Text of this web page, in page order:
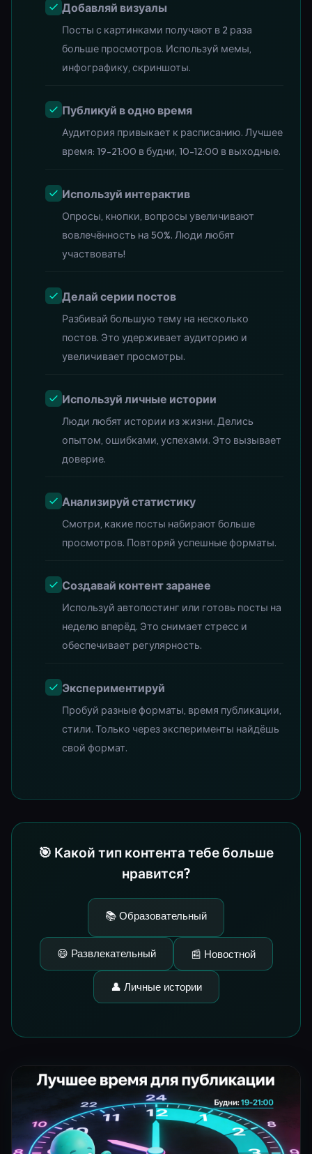
Добавляй визуалы
Посты с картинками получают в 2 раза
больше просмотров. Используй мемы,
инфографику, скриншоты.
Публикуй в одно время
Аудитория привыкает к расписанию. Лучшее
время: 19-21:00 в будни, 10-12:00 в выходные.
Используй интерактив
Опросы, кнопки, вопросы увеличивают
вовлечённость на 50%. Люди любят
участвовать!
Делай серии постов
Разбивай большую тему на несколько
постов. Это удерживает аудиторию и
увеличивает просмотры.
Используй личные истории
Люди любят истории из жизни. Делись
опытом, ошибками, успехами. Это вызывает
доверие.
Анализируй статистику
Смотри, какие посты набирают больше
просмотров. Повторяй успешные форматы.
Создавай контент заранее
Используй автопостинг или готовь посты на
неделю вперёд. Это снимает стресс и
обеспечивает регулярность.
Экспериментируй
Пробуй разные форматы, время публикации,
стили. Только через эксперименты найдёшь
свой формат.
🎯 Какой тип контента тебе больше
нравится?
📚 Образовательный
😄 Развлекательный 📰 Новостной
👤 Личные истории